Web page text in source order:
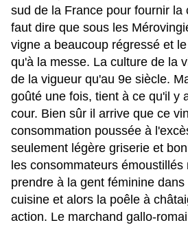
sud de la France pour fournir la
faut dire que sous les
vigne a beaucoup régressé et
qu'à la messe. La culture de la
de la vigueur qu'au 9e siècle.
goûté une fois, tient à ce qu'il y
cour. Bien sûr il arrive que ce
consommation poussée à
seulement légère griserie et
les consommateurs émoustillés
prendre à la gent féminine
cuisine et alors la poêle à
action. Le marchand gallo-